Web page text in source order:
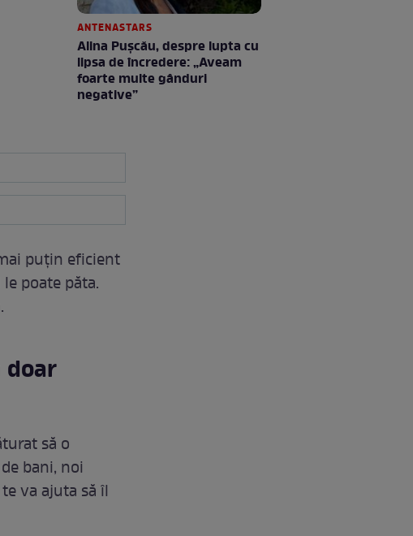
ANTENASTARS
Alina Pușcău, despre lupta cu
lipsa de încredere: „Aveam
foarte multe gânduri
negative”
puțin eficient
poate păta.
să o
bani, noi
va ajuta să îl